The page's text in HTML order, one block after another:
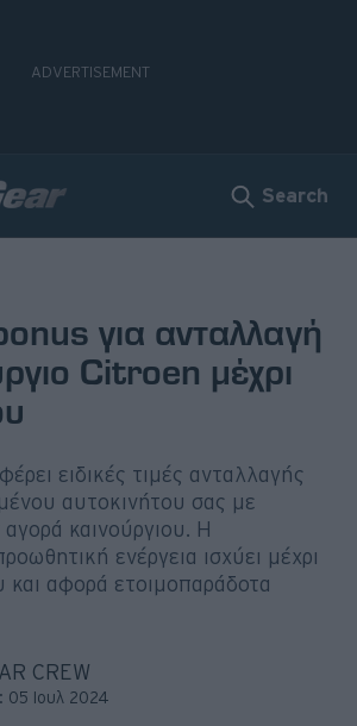
Search
για ανταλλαγή
Citroen μέχρι
ειδικές τιμές ανταλλαγής
αυτοκινήτου σας με
καινούργιου. Η
ενέργεια ισχύει μέχρι
και αφορά ετοιμοπαράδοτα
CREW
05 Ιουλ 2024